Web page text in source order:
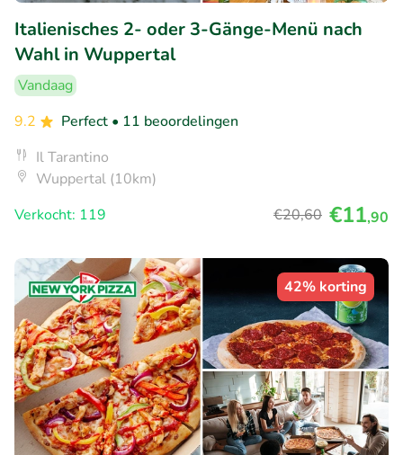
Italienisches 2- oder 3-Gänge-Menü nach
Wahl in Wuppertal
Vandaag
9.2
Perfect • 11 beoordelingen
Il Tarantino
Wuppertal (10km)
Verkocht: 119
€20,60 €11,90
42% korting